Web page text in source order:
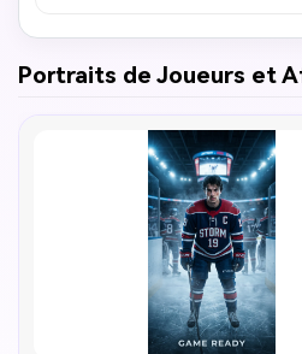
Portraits de Joueurs et